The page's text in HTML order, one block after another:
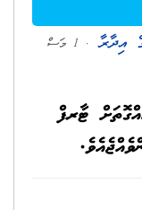
އިދާރާ
. 1 މަސް
ޓާރފް